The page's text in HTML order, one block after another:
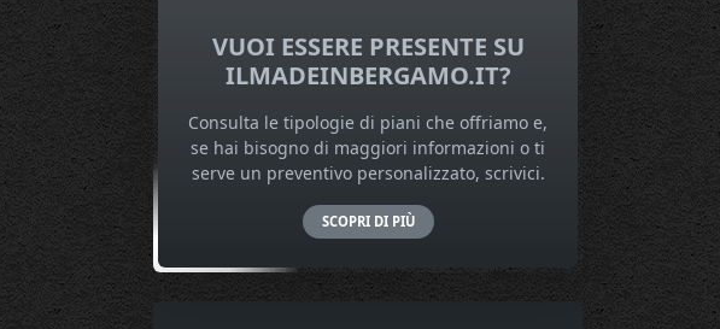
VUOI ESSERE PRESENTE SU
ILMADEINBERGAMO.IT?
Consulta le tipologie di piani che offriamo e,
se hai bisogno di maggiori informazioni o ti
serve un preventivo personalizzato, scrivici.
SCOPRI DI PIÙ